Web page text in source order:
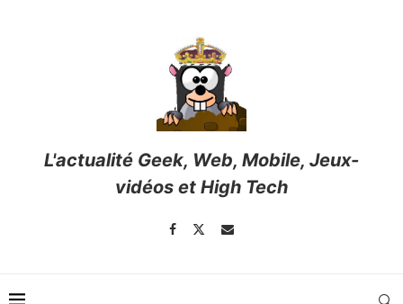
L'actualité Geek, Web, Mobile, Jeux-
vidéos et High Tech